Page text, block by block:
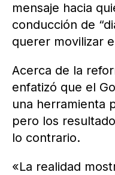
mensaje hacia
conducción de
querer movilizar
Acerca de la
enfatizó que el
una herramienta
pero los
lo contrario.
«La realidad